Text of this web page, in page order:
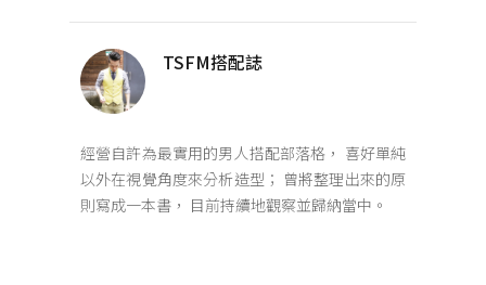
TSFM搭配誌
經營自許為最實用的男人搭配部落格， 喜好單純
以外在視覺角度來分析造型； 曾將整理出來的原
則寫成一本書， 目前持續地觀察並歸納當中。